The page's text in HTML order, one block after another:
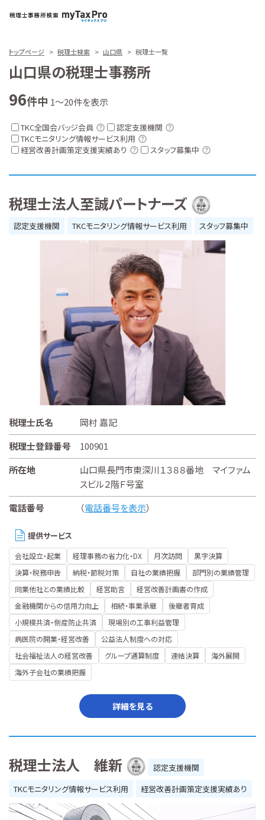
トップページ 税理士検索 山口県 税理士一覧
山口県の税理士事務所
96件中 1～20件を表示
TKC全国会バッジ会員
認定支援機関
TKCモニタリング情報サービス利用
経営改善計画策定支援実績あり
スタッフ募集中
税理士法人至誠パートナーズ
認定支援機関 TKCモニタリング情報サービス利用 スタッフ募集中
税理士氏名
岡村 嘉記
税理士登録番号
100901
所在地
山口県長門市東深川１３８８番地 マイファム
スビル２階Ｆ号室
電話番号
（電話番号を表示）
提供サービス
会社設立・起業 経理事務の省力化・DX 月次訪問
黒字決算
決算・税務申告
納税・節税対策 自社の業績把握
部門別の業績管理
同業他社との業績比較
経営助言
経営改善計画書の作成
金融機関からの信用力向上
相続・事業承継
後継者育成
小規模共済・倒産防止共済
現場別の工事利益管理
病医院の開業・経営改善
公益法人制度への対応
社会福祉法人の経営改善
グループ通算制度 連結決算
海外展開
海外子会社の業績把握
詳細を見る
税理士法人 維新
認定支援機関
TKCモニタリング情報サービス利用
経営改善計画策定支援実績あり